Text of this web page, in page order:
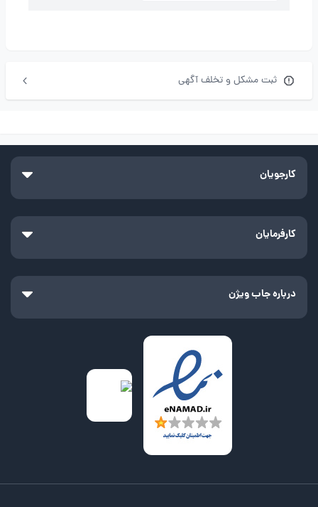
ثبت مشکل و تخلف آگهی
کارجویان
کارفرمایان
درباره جاب ویژن